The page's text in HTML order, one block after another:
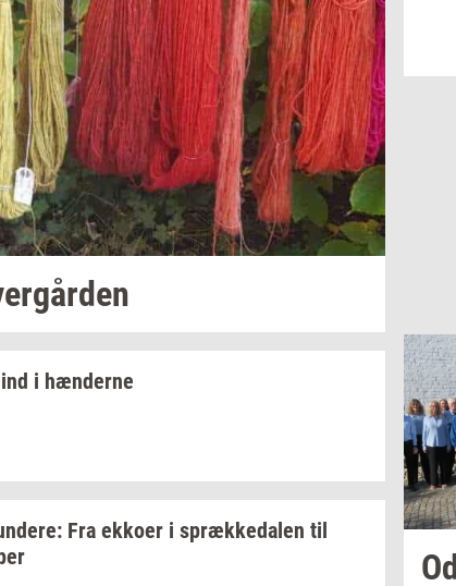
ind i hæn­der­ne
Fra ek­ko­er i spræk­ke­da­len til